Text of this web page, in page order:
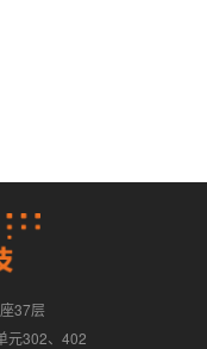
37层
元302、402